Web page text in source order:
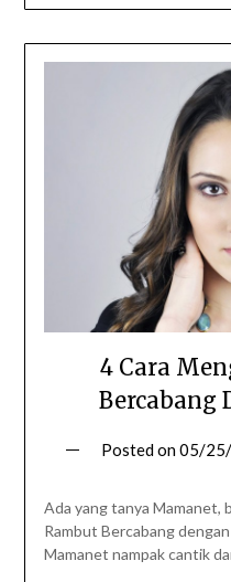
4 Cara
Bercabang
Posted on05/
Ada yang tanya Mamanet,
Rambut Bercabang
Mamanet nampak cantik